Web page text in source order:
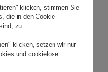
klicken, stimmen Sie
die in den Cookie
zu.
klicken, setzen wir nur
und cookielose